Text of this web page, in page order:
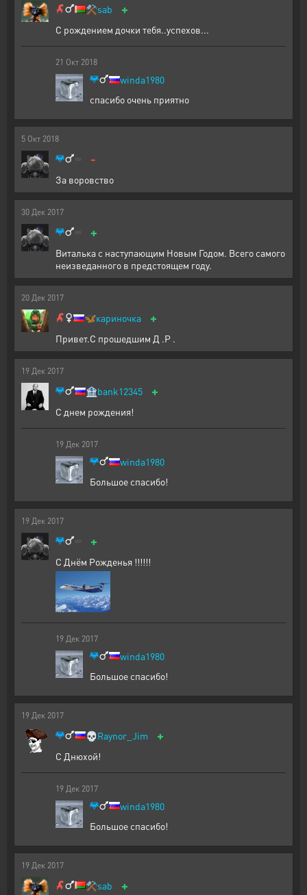
⚒️sab +
С рождением дочки тебя..успехов...
21 Окт 2018
winda1980
спасибо очень приятно
5 Окт 2018
-
За воровство
30 Дек 2017
+
Виталька с наступающим Новым Годом. Всего самого
неизведанного в предстоящем году.
20 Дек 2017
🦋кариночка +
Привет.С прошедшим Д .Р .
19 Дек 2017
🏦bank12345 +
С днем рождения!
19 Дек 2017
winda1980
Большое спасибо!
19 Дек 2017
+
С Днём Рожденья !!!!!!
19 Дек 2017
winda1980
Большое спасибо!
19 Дек 2017
💀Raynor_Jim +
С Днюхой!
19 Дек 2017
winda1980
Большое спасибо!
19 Дек 2017
⚒️sab +